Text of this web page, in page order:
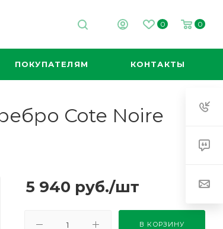
0 0
ПОКУПАТЕЛЯМ КОНТАКТЫ
Cote Noire
5 940 руб./шт
В КОРЗИНУ